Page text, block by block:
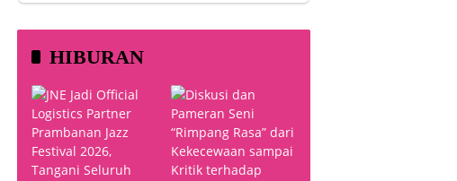
HIBURAN